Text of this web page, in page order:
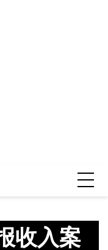
收入案